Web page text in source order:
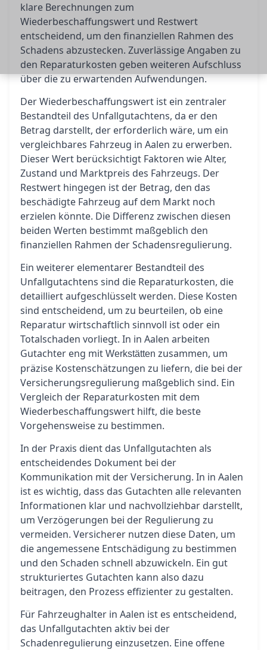
klare Berechnungen zum
Wiederbeschaffungswert und Restwert
entscheidend, um den finanziellen Rahmen des
Schadens abzustecken. Zuverlässige Angaben zu
den Reparaturkosten geben weiteren Aufschluss
über die zu erwartenden Aufwendungen.
Der Wiederbeschaffungswert ist ein zentraler
Bestandteil des Unfallgutachtens, da er den
Betrag darstellt, der erforderlich wäre, um ein
vergleichbares Fahrzeug in Aalen zu erwerben.
Dieser Wert berücksichtigt Faktoren wie Alter,
Zustand und Marktpreis des Fahrzeugs. Der
Restwert hingegen ist der Betrag, den das
beschädigte Fahrzeug auf dem Markt noch
erzielen könnte. Die Differenz zwischen diesen
beiden Werten bestimmt maßgeblich den
finanziellen Rahmen der Schadensregulierung.
Ein weiterer elementarer Bestandteil des
Unfallgutachtens sind die Reparaturkosten, die
detailliert aufgeschlüsselt werden. Diese Kosten
sind entscheidend, um zu beurteilen, ob eine
Reparatur wirtschaftlich sinnvoll ist oder ein
Totalschaden vorliegt. In in Aalen arbeiten
Gutachter eng mit Werkstätten zusammen, um
präzise Kostenschätzungen zu liefern, die bei der
Versicherungsregulierung maßgeblich sind. Ein
Vergleich der Reparaturkosten mit dem
Wiederbeschaffungswert hilft, die beste
Vorgehensweise zu bestimmen.
In der Praxis dient das Unfallgutachten als
entscheidendes Dokument bei der
Kommunikation mit der Versicherung. In in Aalen
ist es wichtig, dass das Gutachten alle relevanten
Informationen klar und nachvollziehbar darstellt,
um Verzögerungen bei der Regulierung zu
vermeiden. Versicherer nutzen diese Daten, um
die angemessene Entschädigung zu bestimmen
und den Schaden schnell abzuwickeln. Ein gut
strukturiertes Gutachten kann also dazu
beitragen, den Prozess effizienter zu gestalten.
Für Fahrzeughalter in Aalen ist es entscheidend,
das Unfallgutachten aktiv bei der
Schadenregulierung einzusetzen. Eine offene